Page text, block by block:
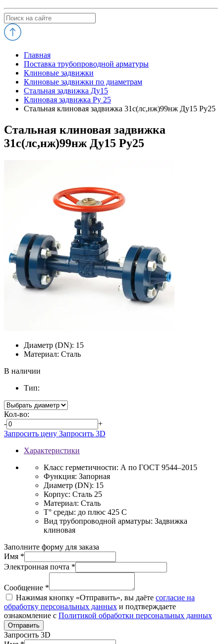
Главная
Поставка трубопроводной арматуры
Клиновые задвижки
Клиновые задвижки по диаметрам
Стальная задвижка Ду15
Клиновая задвижка Ру 25
Стальная клиновая задвижка 31с(лс,нж)99нж Ду15 Ру25
Стальная клиновая задвижка
31с(лс,нж)99нж Ду15 Ру25
Диаметр (DN): 15
Материал: Сталь
В наличии
Тип:
Кол-во:
-
+
Запросить цену Запросить 3D
Характеристики
Класс герметичности: А по ГОСТ 9544–2015
Функция: Запорная
Диаметр (DN): 15
Корпус: Сталь 25
Материал: Сталь
T° среды: до плюс 425 С
Вид трубопроводной арматуры: Задвижка
клиновая
Заполните форму для заказа
Имя *
Электронная почта *
Сообщение *
Нажимая кнопку «Отправить», вы даёте согласие на
обработку персональных данных и подтверждаете
ознакомление с Политикой обработки персональных данных
Отправить
Запросить 3D